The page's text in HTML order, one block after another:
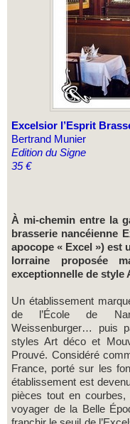
Excelsior l’Esprit
Bertrand Munier
Edition du Signe
35 €
À mi-chemin entre la
brasserie nancéienne
apocope « Excel ») est
lorraine proposée
exceptionnelle de style
Un établissement
de l’École de
Weissenburger… puis
styles Art déco et
Prouvé. Considéré
France, porté sur les
établissement est
pièces tout en
voyager de la Belle